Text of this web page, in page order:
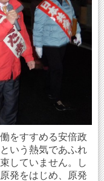
をすすめる安倍政
いう熱気であふれ
していません。し
発をはじめ、原発